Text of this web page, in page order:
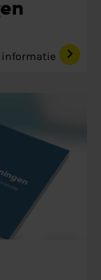
informatie